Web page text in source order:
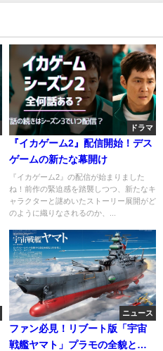
ドラマ
『イカゲーム2』配信開始！デス
ゲームの新たな幕開け
『イカゲーム2』の配信が始まりました
ね！前作の緊迫感を踏襲しつつ、新たなキ
ャラクターと謎めいたストーリー展開がど
のように織りなされるのか、...
ニュース
ファン必見！リブート版「宇宙
戦艦ヤマト」プラモの全貌と新